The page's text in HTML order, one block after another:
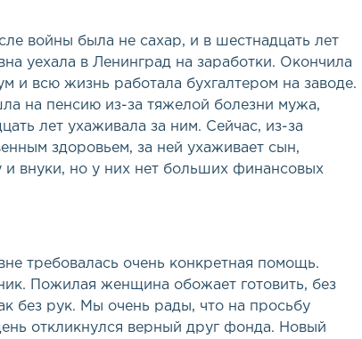
войны была не сахар, и в шестнадцать лет
уехала в Ленинград на заработки. Окончила
и всю жизнь работала бухгалтером на заводе.
на пенсию из-за тяжелой болезни мужа,
лет ухаживала за ним. Сейчас, из-за
здоровьем, за ней ухаживает сын,
и внуки, но у них нет больших финансовых
требовалась очень конкретная помощь.
Пожилая женщина обожает готовить, без
без рук. Мы очень рады, что на просьбу
откликнулся верный друг фонда. Новый